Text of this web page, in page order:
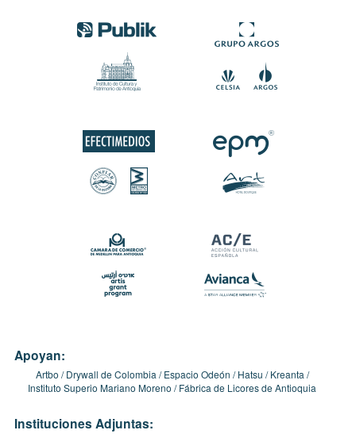
Apoyan:
Artbo Drywall de Colombia Espacio Odeón Hatsu
Kreanta
Instituto Superio Mariano Moreno
Fábrica de Licores de Antioquia
Instituciones Adjuntas: